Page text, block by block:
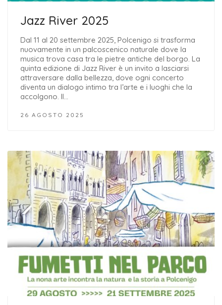
Jazz River 2025
Dal 11 al 20 settembre 2025, Polcenigo si trasforma
nuovamente in un palcoscenico naturale dove la
musica trova casa tra le pietre antiche del borgo. La
quinta edizione di Jazz River è un invito a lasciarsi
attraversare dalla bellezza, dove ogni concerto
diventa un dialogo intimo tra l’arte e i luoghi che la
accolgono. Il…
26 AGOSTO 2025